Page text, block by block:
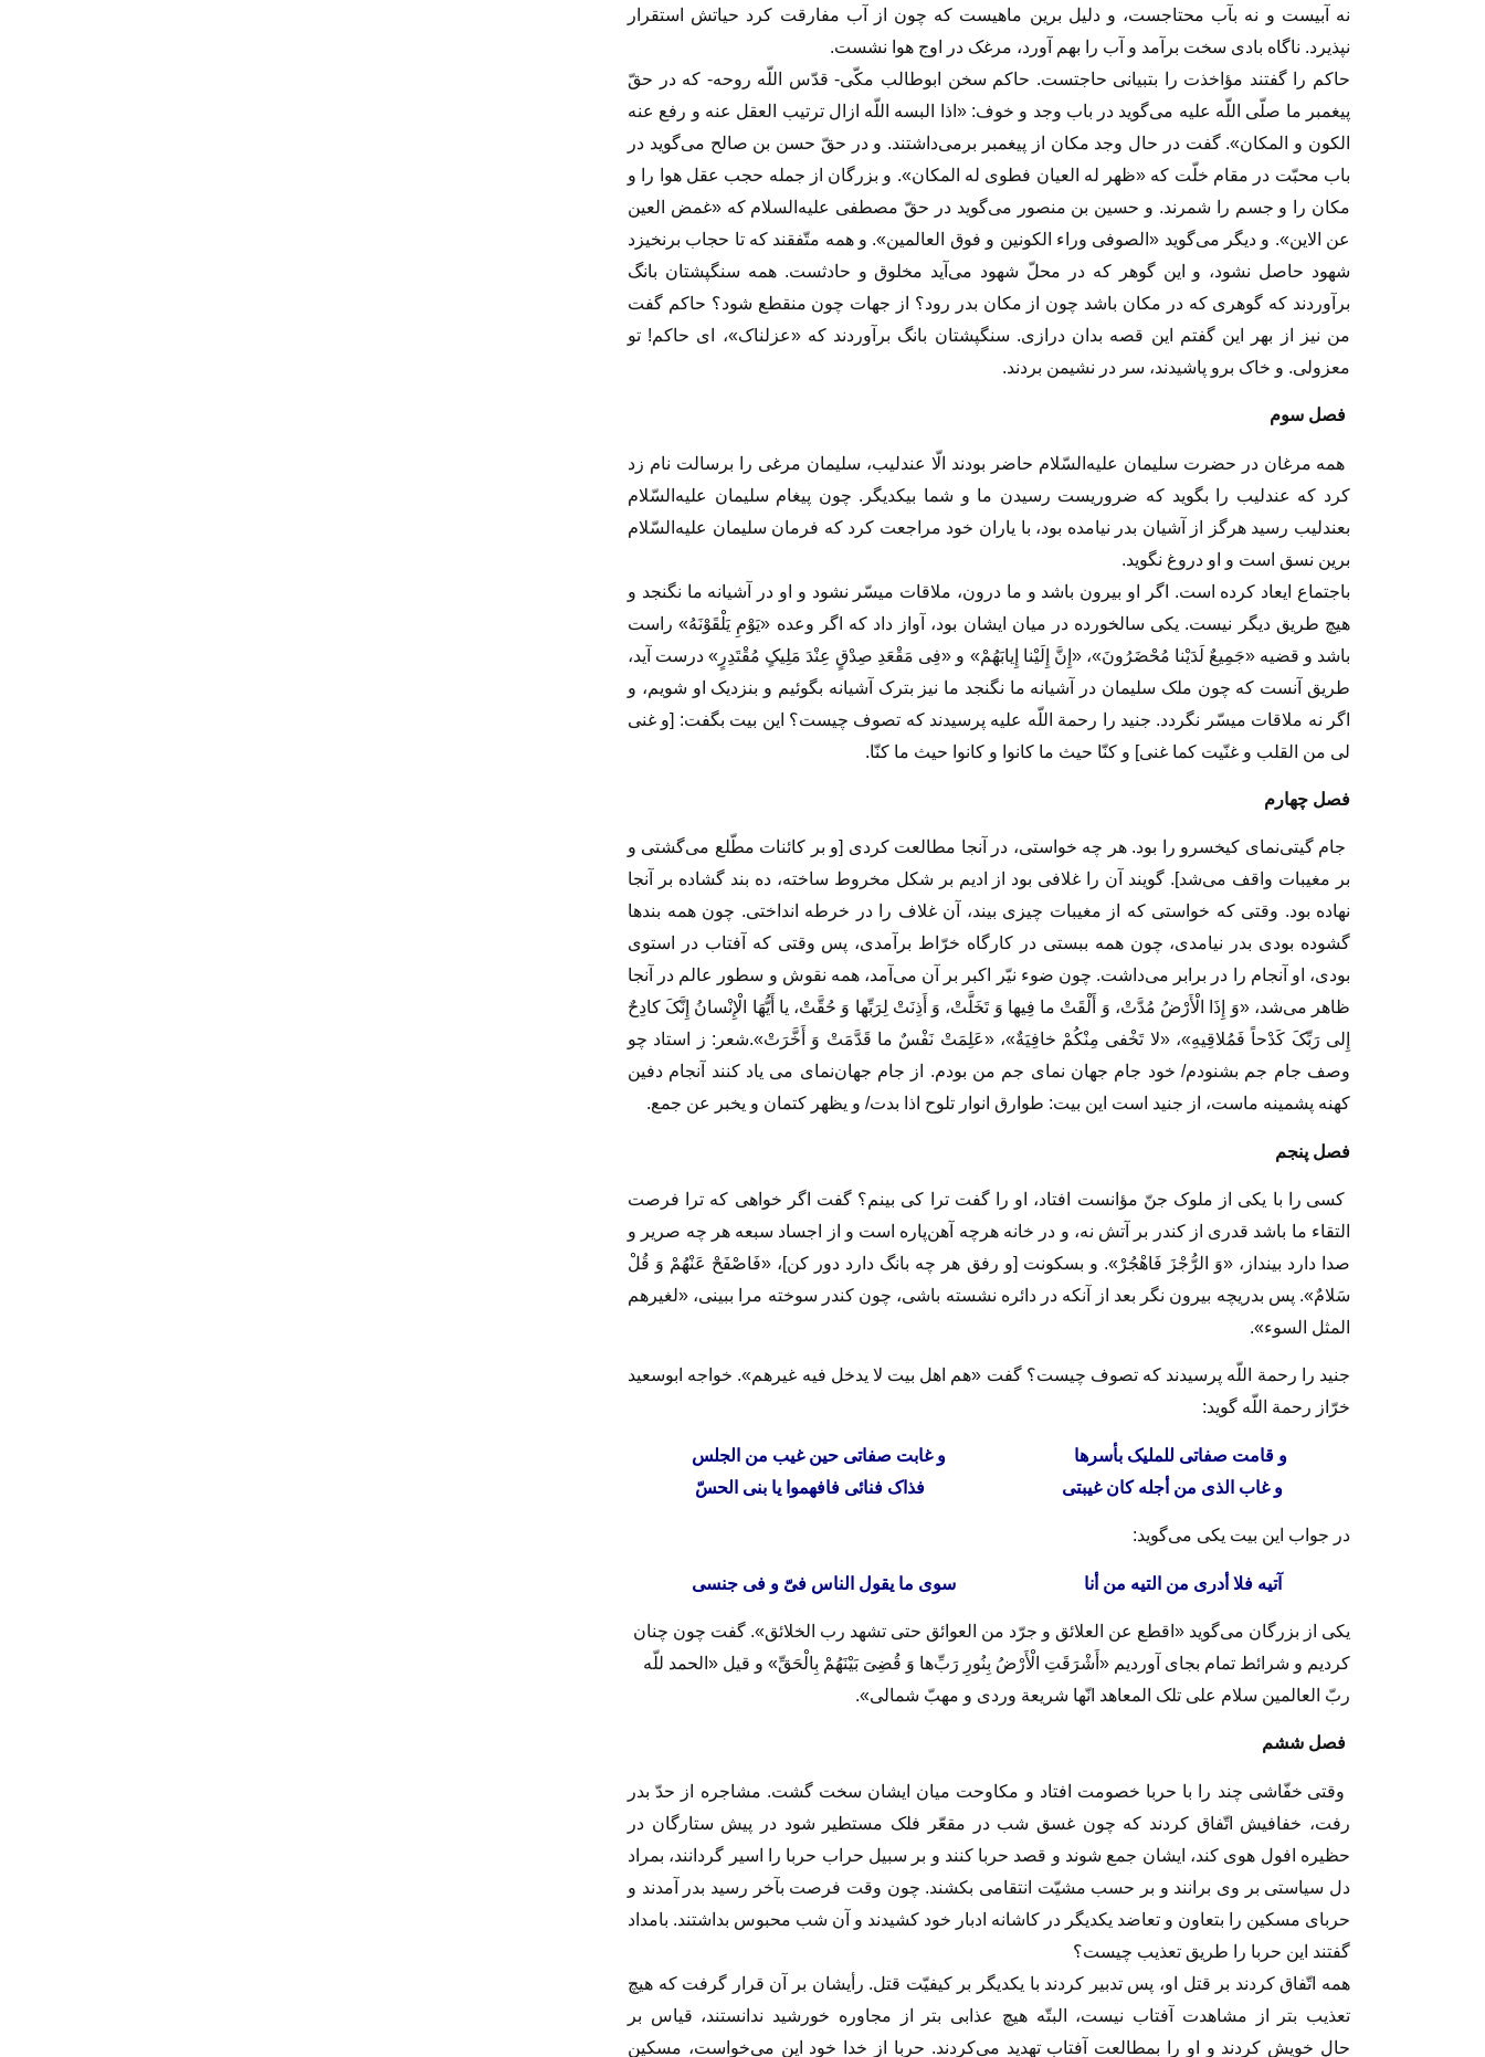
نه آبیست و نه بآب محتاجست، و دلیل برین ماهیست که چون از آب مفارقت کرد حیاتش استقرار
نپذیرد. ناگاه بادى سخت برآمد و آب را بهم آورد، مرغک در اوج هوا نشست.
حاکم را گفتند مؤاخذت را بتبیانى حاجتست. حاکم سخن ابوطالب مکّى- قدّس اللّه روحه- که در حقّ
پیغمبر ما صلّى اللّه علیه مى‏‌گوید در باب وجد و خوف: «اذا البسه اللّه ازال ترتیب العقل عنه و رفع عنه
الکون و المکان». گفت در حال وجد مکان از پیغمبر برمى‏‌داشتند. و در حقّ حسن بن صالح مى‏‌گوید در
باب محبّت در مقام خلّت که «ظهر له العیان فطوى له المکان». و بزرگان از جمله حجب عقل هوا را و
مکان را و جسم را شمرند. و حسین بن منصور مى‏‌گوید در حقّ مصطفى علیه‌السلام که «غمض العین
عن الاین». و دیگر مى‏‌گوید «الصوفى وراء الکونین و فوق العالمین». و همه متّفقند که تا حجاب برنخیزد
شهود حاصل نشود، و این گوهر که در محلّ شهود مى‌‏آید مخلوق و حادثست. همه سنگ‏پشتان بانگ
برآوردند که گوهرى که در مکان باشد چون از مکان بدر رود؟ از جهات چون منقطع شود؟ حاکم گفت
من نیز از بهر این گفتم این قصه بدان درازى. سنگ‏پشتان بانگ برآوردند که «عزلناک»، اى حاکم! تو
معزولى. و خاک برو پاشیدند، سر در نشیمن بردند.
فصل سوم‏
همه مرغان در حضرت سلیمان علیه‌السّلام حاضر بودند الّا عندلیب، سلیمان مرغى را برسالت نام زد
کرد که عندلیب را بگوید که ضروریست رسیدن ما و شما بیکدیگر. چون پیغام سلیمان علیه‌السّلام
بعندلیب رسید هرگز از آشیان بدر نیامده بود، با یاران خود مراجعت کرد که فرمان سلیمان علیه‌السّلام
برین نسق است و او دروغ نگوید.
باجتماع ایعاد کرده است. اگر او بیرون باشد و ما درون، ملاقات میسّر نشود و او در آشیانه ما نگنجد و
هیچ طریق دیگر نیست. یکى سالخورده در میان ایشان بود، آواز داد که اگر وعده‏ «یَوْمِ یَلْقَوْنَهُ» راست
باشد و قضیه‏ «جَمِیعٌ لَدَیْنا مُحْضَرُونَ»، «إِنَّ إِلَیْنا إِیابَهُمْ» و «فِی مَقْعَدِ صِدْقٍ عِنْدَ مَلِیکٍ مُقْتَدِرٍ» درست آید،
طریق آنست که چون ملک سلیمان در آشیانه ما نگنجد ما نیز بترک آشیانه بگوئیم و بنزدیک او شویم، و
اگر نه ملاقات میسّر نگردد. جنید را رحمة اللّه علیه پرسیدند که تصوف چیست؟ این بیت بگفت: [و غنى
لى من القلب و غنّیت کما غنى‏] و کنّا حیث ما کانوا و کانوا حیث ما کنّا.
فصل چهارم‏
جام گیتى‏‌نماى کیخسرو را بود. هر چه خواستى، در آنجا مطالعت کردى [و بر کائنات مطّلع مى‏‌گشتى و
بر مغیبات واقف مى‏‌شد]. گویند آن را غلافى بود از ادیم بر شکل مخروط ساخته، ده بند گشاده بر آنجا
نهاده بود. وقتى که خواستى که از مغیبات چیزى بیند، آن غلاف را در خرطه انداختى. چون همه بند‌ها
گشوده بودى بدر نیامدى، چون همه ببستى در کارگاه خرّاط برآمدى، پس وقتى که آفتاب در استوى
بودى، او آنجام را در برابر مى‌‏داشت. چون ضوء نیّر اکبر بر آن مى‏‌آمد، همه نقوش و سطور عالم در آنجا
ظاهر مى‌‏شد، «وَ إِذَا الْأَرْضُ مُدَّتْ، وَ أَلْقَتْ ما فِیها وَ تَخَلَّتْ، وَ أَذِنَتْ لِرَبِّها وَ حُقَّتْ، یا أَیُّهَا الْإِنْسانُ إِنَّکَ کادِحٌ
إِلى‏ رَبِّکَ کَدْحاً فَمُلاقِیهِ»، «لا تَخْفى‏ مِنْکُمْ خافِیَةٌ»، «عَلِمَتْ نَفْسٌ ما قَدَّمَتْ وَ أَخَّرَتْ».شعر: ز استاد چو
وصف جام جم بشنودم/ خود جام جهان نماى جم من بودم. از جام جهان‌نماى مى‌ ‏یاد کنند آنجام دفین
کهنه پشمینه ماست، از جنید است این بیت: طوارق انوار تلوح اذا بدت‏/ و یظهر کتمان و یخبر عن جمع‏.
فصل پنجم‏
کسى را با یکى از ملوک جنّ مؤانست افتاد، او را گفت ترا کى بینم؟ گفت اگر خواهى که ترا فرصت
التقاء ما باشد قدرى از کندر بر آتش نه، و در خانه هرچه آهن‌پاره است و از اجساد سبعه هر چه صریر و
صدا دارد بینداز، «وَ الرُّجْزَ فَاهْجُرْ». و بسکونت [و رفق هر چه بانگ دارد دور کن‏]، «فَاصْفَحْ عَنْهُمْ وَ قُلْ
سَلامٌ». پس بدریچه بیرون نگر بعد از آنکه در دائره نشسته باشى، چون کندر سوخته مرا ببینى، «لغیرهم
المثل السوء».
جنید را رحمة اللّه پرسیدند که تصوف چیست؟ گفت «هم اهل بیت لا یدخل فیه غیرهم». خواجه ابوسعید
خرّاز رحمة اللّه گوید:
و قامت صفاتى للملیک بأسرها و غابت صفاتى حین غیب من الجلس‏
و غاب الذى من أجله کان غیبتى‏ فذاک فنائى فافهموا یا بنى الحسّ‏
در جواب این بیت یکى مى‏‌گوید:
آتیه فلا أدرى من التیه من أنا سوى ما یقول الناس فىّ و فى جنسى‏
یکى از بزرگان مى‏‌گوید «اقطع عن العلائق و جرّد من العوائق حتى تشهد رب الخلائق». گفت چون چنان
کردیم و شرائط تمام بجاى آوردیم‏ «أَشْرَقَتِ الْأَرْضُ بِنُورِ رَبِّ‌ها وَ قُضِیَ بَیْنَهُمْ بِالْحَقِّ» و قیل «الحمد للّه
ربّ العالمین سلام على تلک المعاهد انّها شریعة وردى و مهبّ شمالى».
فصل ششم‏
وقتى خفّاشى چند را با حربا خصومت افتاد و مکاوحت میان ایشان سخت گشت. مشاجره از حدّ بدر
رفت، خفافیش اتّفاق کردند که چون غسق شب در مقعّر فلک مستطیر شود در پیش ستارگان در
حظیره افول هوى کند، ایشان جمع شوند و قصد حربا کنند و بر سبیل حراب حربا را اسیر گردانند، بمراد
دل سیاستى بر وى برانند و بر حسب مشیّت انتقامى بکشند. چون وقت فرصت بآخر رسید بدر آمدند و
حرباى مسکین را بتعاون و تعاضد یکدیگر در کاشانه ادبار خود کشیدند و آن شب محبوس بداشتند. بامداد
گفتند این حربا را طریق تعذیب چیست؟
همه اتّفاق کردند بر قتل او، پس تدبیر کردند با یکدیگر بر کیفیّت قتل. رأیشان بر آن قرار گرفت که هیچ
تعذیب بتر از مشاهدت آفتاب نیست، البتّه هیچ عذابى بتر از مجاوره خورشید ندانستند، قیاس بر
حال‏ خویش کردند و او را بمطالعت آفتاب تهدید مى‏‌کردند. حربا از خدا خود این مى‏‌خواست، مسکین